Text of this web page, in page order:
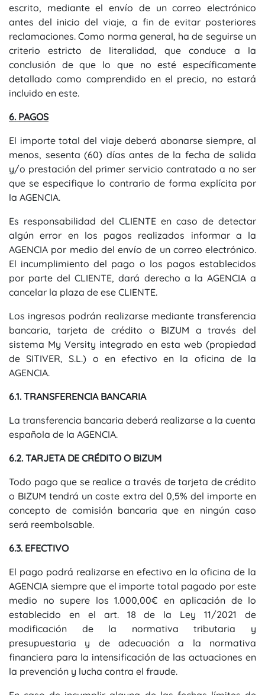
escrito, mediante el envío de un correo electrónico
antes del inicio del viaje, a fin de evitar posteriores
reclamaciones. Como norma general, ha de seguirse un
criterio estricto de literalidad, que conduce a la
conclusión de que lo que no esté específicamente
detallado como comprendido en el precio, no estará
incluido en este.
6. PAGOS
El importe total del viaje deberá abonarse siempre, al
menos, sesenta (60) días antes de la fecha de salida
y/o prestación del primer servicio contratado a no ser
que se especifique lo contrario de forma explícita por
la AGENCIA.
Es responsabilidad del CLIENTE en caso de detectar
algún error en los pagos realizados informar a la
AGENCIA por medio del envío de un correo electrónico.
El incumplimiento del pago o los pagos establecidos
por parte del CLIENTE, dará derecho a la AGENCIA a
cancelar la plaza de ese CLIENTE.
Los ingresos podrán realizarse mediante transferencia
bancaria, tarjeta de crédito o BIZUM a través del
sistema My Versity integrado en esta web (propiedad
de SITIVER, S.L.) o en efectivo en la oficina de la
AGENCIA.
6.1. TRANSFERENCIA BANCARIA
La transferencia bancaria deberá realizarse a la cuenta
española de la AGENCIA.
6.2. TARJETA DE CRÉDITO O BIZUM
Todo pago que se realice a través de tarjeta de crédito
o BIZUM tendrá un coste extra del 0,5% del importe en
concepto de comisión bancaria que en ningún caso
será reembolsable.
6.3. EFECTIVO
El pago podrá realizarse en efectivo en la oficina de la
AGENCIA siempre que el importe total pagado por este
medio no supere los 1.000,00€ en aplicación de lo
establecido en el art. 18 de la Ley 11/2021 de
modificación de la normativa tributaria y
presupuestaria y de adecuación a la normativa
financiera para la intensificación de las actuaciones en
la prevención y lucha contra el fraude.